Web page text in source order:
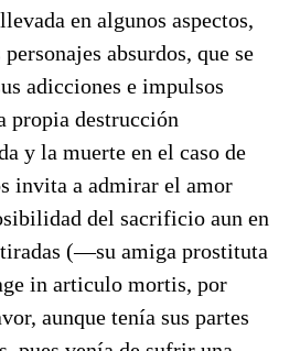
en algunos aspectos,
absurdos, que se
adicciones e impulsos
propia destrucción
y la muerte en el caso de
invita a admirar el amor
del sacrificio aun en
(—su amiga prostituta
in articulo mortis, por
aunque tenía sus partes